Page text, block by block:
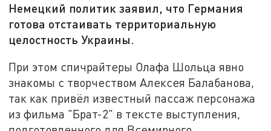
Немецкий политик заявил, что Германия
готова отстаивать территориальную
целостность Украины.
При этом спичрайтеры Олафа Шольца явно
знакомы с творчеством Алексея Балабанова,
так как привёл известный пассаж персонажа
из фильма "Брат-2" в тексте выступления,